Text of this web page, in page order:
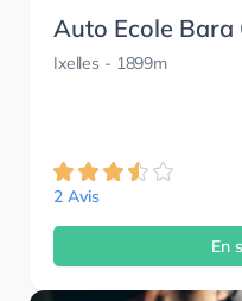
Auto Ecole Bara
Ixelles - 1899m
2 Avis
En